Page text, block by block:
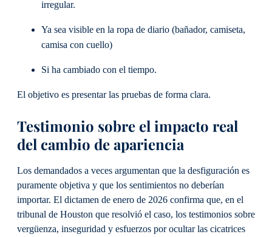
irregular.
Ya sea visible en la ropa de diario (bañador, camiseta,
camisa con cuello)
Si ha cambiado con el tiempo.
El objetivo es presentar las pruebas de forma clara.
Testimonio sobre el impacto real
del cambio de apariencia
Los demandados a veces argumentan que la desfiguración es
puramente objetiva y que los sentimientos no deberían
importar. El dictamen de enero de 2026 confirma que, en el
tribunal de Houston que resolvió el caso, los testimonios sobre
vergüenza, inseguridad y esfuerzos por ocultar las cicatrices